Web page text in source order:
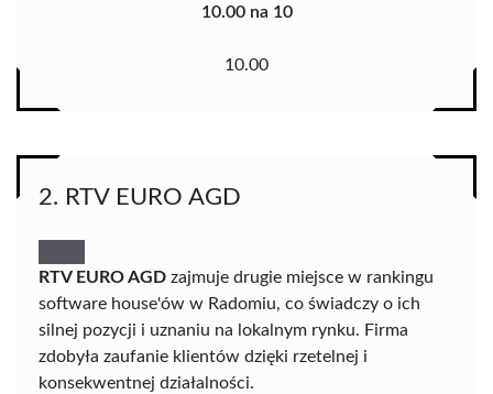
10.00 na 10
10.00
2. RTV EURO AGD
RTV EURO AGD zajmuje drugie miejsce w rankingu
software house'ów w Radomiu, co świadczy o ich
silnej pozycji i uznaniu na lokalnym rynku. Firma
zdobyła zaufanie klientów dzięki rzetelnej i
konsekwentnej działalności.